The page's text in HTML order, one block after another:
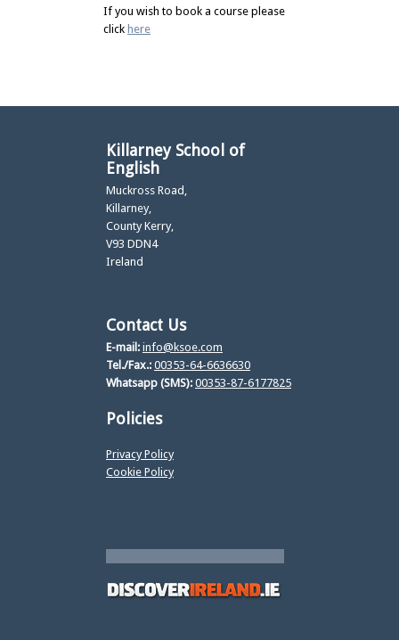
If you wish to book a course please
click here
Killarney School of
English
Muckross Road,
Killarney,
County Kerry,
V93 DDN4
Ireland
Contact Us
E-mail: info@ksoe.com
Tel./Fax.: 00353-64-6636630
Whatsapp (SMS): 00353-87-6177825
Policies
Privacy Policy
Cookie Policy